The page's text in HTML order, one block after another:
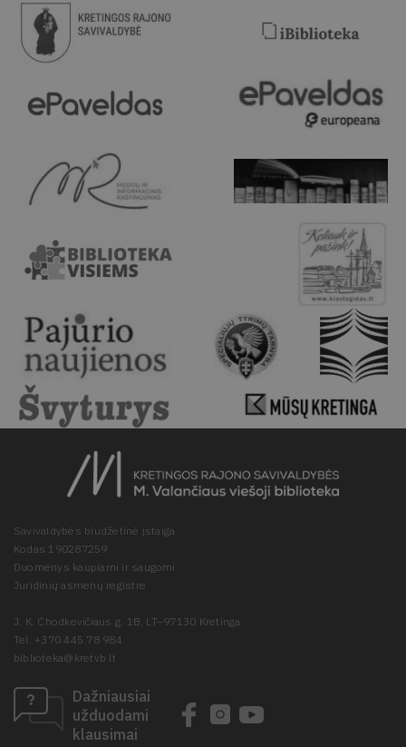
Savivaldybės biudžetinė įstaiga
Kodas 190287259
Duomenys kaupiami ir saugomi
Juridinių asmenų registre
J. K. Chodkevičiaus g. 1B, LT–97130 Kretinga
Tel. +370 445 78 984
biblioteka@kretvb.lt
Dažniausiai
užduodami
klausimai